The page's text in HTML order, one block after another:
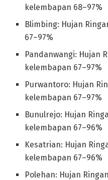
kelembapan 68–97%
Blimbing: Hujan
67–97%
Pandanwangi: Hujan
kelembapan 67–97%
Purwantoro: Hujan
kelembapan 67–97%
Bunulrejo: Hujan
kelembapan 67–96%
Kesatrian: Hujan
kelembapan 67–96%
Polehan: Hujan